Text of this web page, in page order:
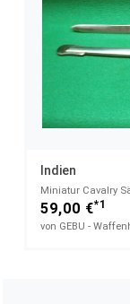
Indien
Miniatur Cavalry
59,00 €*1
von GEBU -